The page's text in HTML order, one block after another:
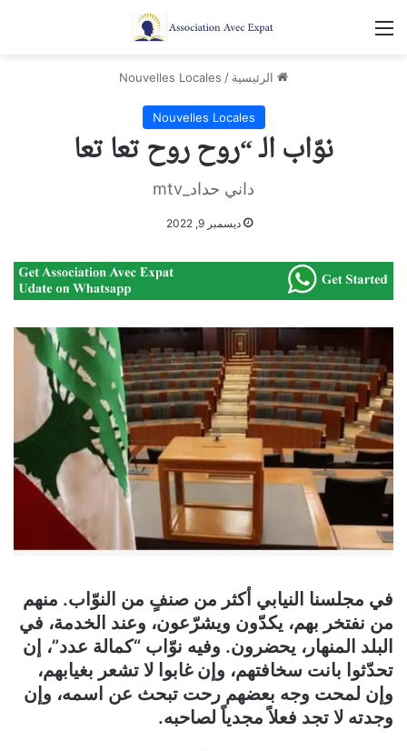
القائمة
الرئيسية /
Nouvelles Locales
Nouvelles Locales
نوّاب الـ “روح روح تعا تعا
داني حداد_mtv
ديسمبر 9, 2022
في مجلسنا النيابي أكثر من صنفٍ من النوّاب. منهم
من نفتخر بهم، يكدّون ويشرّعون، وعند الخدمة، في
البلد المنهار، يحضرون. وفيه نوّاب “كمالة عدد”، إن
تحدّثوا بانت سخافتهم، وإن غابوا لا تشعر بغيابهم،
وإن لمحت وجه بعضهم رحت تبحث عن اسمه، وإن
وجدته لا تجد فعلاً مجدياً لصاحبه.